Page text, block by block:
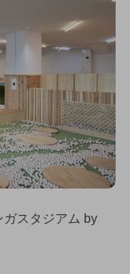
ガスタジアム by